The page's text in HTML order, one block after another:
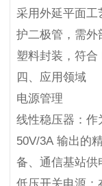
采用外延平面
护二极管，需外
塑料封装，符合
四、应用领域
电源管理
线性稳压器：作
50V/3A 输出的
备、通信基站供